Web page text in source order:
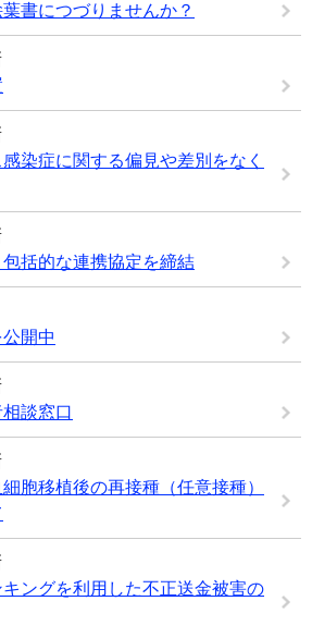
書につづりませんか？
染症に関する偏見や差別をなく
括的な連携協定を締結
開中
談窓口
胞移植後の再接種（任意接種）
ングを利用した不正送金被害の